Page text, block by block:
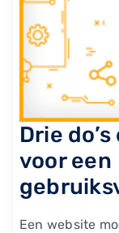
Drie
voor een
Een website